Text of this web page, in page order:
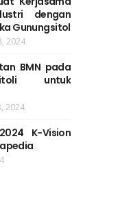
dengan
Gunungsitol
2024
BMN pada
untuk
2024
K-Vision